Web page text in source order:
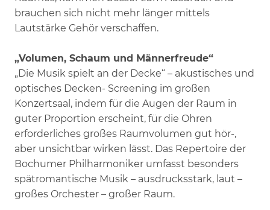
brauchen sich nicht mehr länger mittels
Lautstärke Gehör verschaffen.
„Volumen, Schaum und Männerfreude“
„Die Musik spielt an der Decke“ – akustisches und
optisches Decken- Screening im großen
Konzertsaal, indem für die Augen der Raum in
guter Proportion erscheint, für die Ohren
erforderliches großes Raumvolumen gut hör-,
aber unsichtbar wirken lässt. Das Repertoire der
Bochumer Philharmoniker umfasst besonders
spätromantische Musik – ausdrucksstark, laut –
großes Orchester – großer Raum.